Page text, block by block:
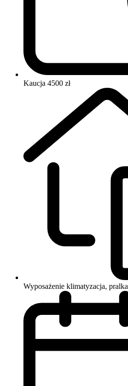
Kaucja 4500 zł
Wyposażenie klimatyzacja,